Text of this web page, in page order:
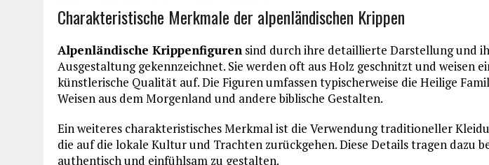
Charakteristische Merkmale der alpenländischen Krippen
Alpenländische Krippenfiguren sind durch ihre detaillierte Darstellung und
Ausgestaltung gekennzeichnet. Sie werden oft aus Holz geschnitzt und weisen
künstlerische Qualität auf. Die Figuren umfassen typischerweise die Heilige
Weisen aus dem Morgenland und andere biblische Gestalten.
Ein weiteres charakteristisches Merkmal ist die Verwendung traditioneller
die auf die lokale Kultur und Trachten zurückgehen. Diese Details tragen dazu
authentisch und einfühlsam zu gestalten.